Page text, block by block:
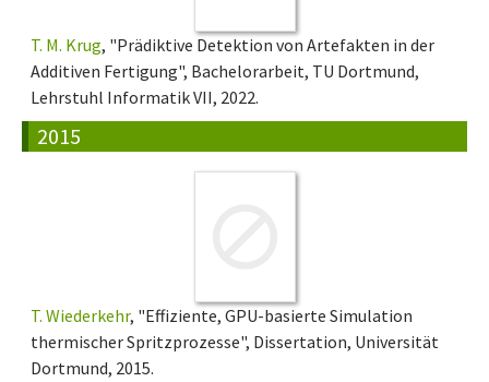
T. M. Krug, "Prädiktive Detektion von Artefakten in der
Additiven Fertigung", Bachelorarbeit, TU Dortmund,
Lehrstuhl Informatik VII, 2022.
2015
T. Wiederkehr, "Effiziente, GPU-basierte Simulation
thermischer Spritzprozesse", Dissertation, Universität
Dortmund, 2015.